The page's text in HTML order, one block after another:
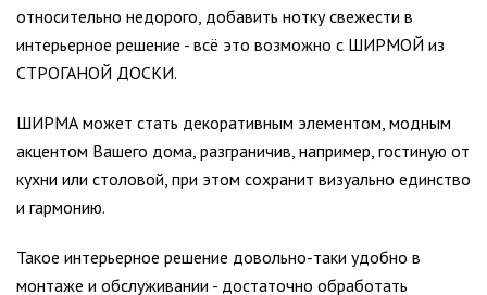
относительно недорого, добавить нотку свежести в
интерьерное решение - всё это возможно с ШИРМОЙ из
СТРОГАНОЙ ДОСКИ.
ШИРМА может стать декоративным элементом, модным
акцентом Вашего дома, разграничив, например, гостиную от
кухни или столовой, при этом сохранит визуально единство
и гармонию.
Такое интерьерное решение довольно-таки удобно в
монтаже и обслуживании - достаточно обработать